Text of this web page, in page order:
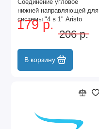
Соединение угловое
нижней направляющей для
системы "4 в 1" Aristo
179 р.
206 р.
В корзину